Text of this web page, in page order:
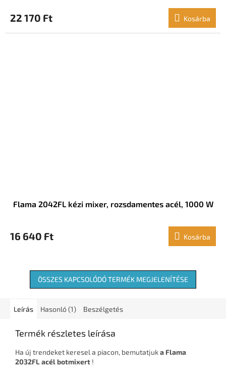
22 170 Ft Kosárba
Flama 2042FL kézi mixer, rozsdamentes acél, 1000 W
16 640 Ft Kosárba
ÖSSZES KAPCSOLÓDÓ TERMÉK MEGJELENÍTÉSE
Leírás Hasonló (1) Beszélgetés
Termék részletes leírása
Ha új trendeket keresel a piacon, bemutatjuka Flama
2032FL acél botmixert !